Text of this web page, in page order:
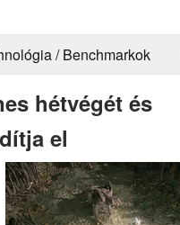
/ Benchmarkok
hétvégét és
el